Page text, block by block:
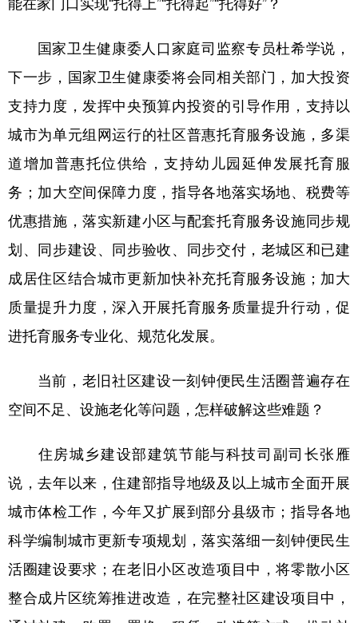
能在家门口实现“托得上”“托得起”“托得好”？
国家卫生健康委人口家庭司监察专员杜希学说，
下一步，国家卫生健康委将会同相关部门，加大投资
支持力度，发挥中央预算内投资的引导作用，支持以
城市为单元组网运行的社区普惠托育服务设施，多渠
道增加普惠托位供给，支持幼儿园延伸发展托育服
务；加大空间保障力度，指导各地落实场地、税费等
优惠措施，落实新建小区与配套托育服务设施同步规
划、同步建设、同步验收、同步交付，老城区和已建
成居住区结合城市更新加快补充托育服务设施；加大
质量提升力度，深入开展托育服务质量提升行动，促
进托育服务专业化、规范化发展。
当前，老旧社区建设一刻钟便民生活圈普遍存在
空间不足、设施老化等问题，怎样破解这些难题？
住房城乡建设部建筑节能与科技司副司长张雁
说，去年以来，住建部指导地级及以上城市全面开展
城市体检工作，今年又扩展到部分县级市；指导各地
科学编制城市更新专项规划，落实落细一刻钟便民生
活圈建设要求；在老旧小区改造项目中，将零散小区
整合成片区统筹推进改造，在完整社区建设项目中，